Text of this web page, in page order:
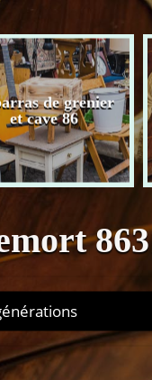
de grenier
et cave 86